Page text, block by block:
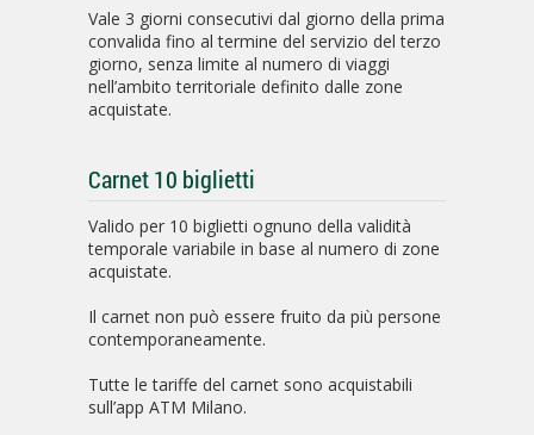
Vale 3 giorni consecutivi dal giorno della prima
convalida fino al termine del servizio del terzo
giorno, senza limite al numero di viaggi
nell’ambito territoriale definito dalle zone
acquistate.
Carnet 10 biglietti
Valido per 10 biglietti ognuno della validità
temporale variabile in base al numero di zone
acquistate.
Il carnet non può essere fruito da più persone
contemporaneamente.
Tutte le tariffe del carnet sono acquistabili
sull’app ATM Milano.